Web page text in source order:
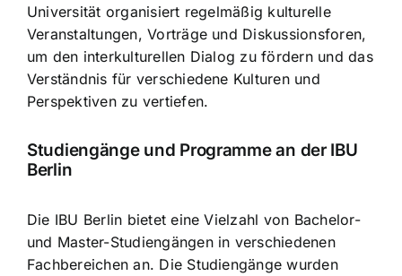
Universität organisiert regelmäßig kulturelle
Veranstaltungen, Vorträge und Diskussionsforen,
um den interkulturellen Dialog zu fördern und das
Verständnis für verschiedene Kulturen und
Perspektiven zu vertiefen.
Studiengänge und Programme an der IBU
Berlin
Die IBU Berlin bietet eine Vielzahl von Bachelor-
und Master-Studiengängen in verschiedenen
Fachbereichen an. Die Studiengänge wurden